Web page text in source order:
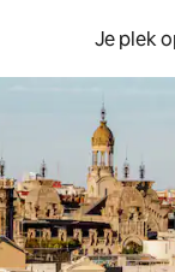
Je plek